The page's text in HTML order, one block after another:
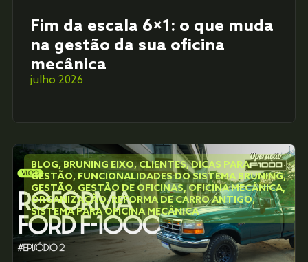
Fim da escala 6×1: o que muda
na gestão da sua oficina
mecânica
julho 2026
BLOG, BRUNING EIXO,CLIENTES,DICAS PARA
GESTÃO, FUNCIONALIDADES DO SISTEMA BRUNING,
GESTÃO, GESTÃO DE OFICINAS,OFICINA MECÂNICA,
ORGANIZAÇÃO,REFORMA DE CARRO ANTIGO,
SISTEMA PARA OFICINA MECÂNICA